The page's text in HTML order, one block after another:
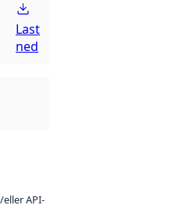
Last
ned
API-